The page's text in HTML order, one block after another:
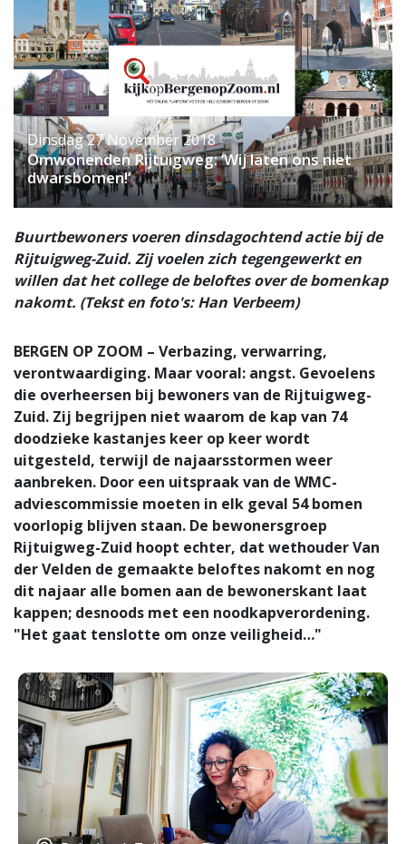
Dinsdag 27 November 2018
Omwonenden Rijtuigweg: ‘Wij laten ons niet
dwarsbomen!’
Buurtbewoners voeren dinsdagochtend actie bij de
Rijtuigweg-Zuid. Zij voelen zich tegengewerkt en
willen dat het college de beloftes over de bomenkap
nakomt. (Tekst en foto's: Han Verbeem)
BERGEN OP ZOOM – Verbazing, verwarring,
verontwaardiging. Maar vooral: angst. Gevoelens
die overheersen bij bewoners van de Rijtuigweg-
Zuid. Zij begrijpen niet waarom de kap van 74
doodzieke kastanjes keer op keer wordt
uitgesteld, terwijl de najaarsstormen weer
aanbreken. Door een uitspraak van de WMC-
adviescommissie moeten in elk geval 54 bomen
voorlopig blijven staan. De bewonersgroep
Rijtuigweg-Zuid hoopt echter, dat wethouder Van
der Velden de gemaakte beloftes nakomt en nog
dit najaar alle bomen aan de bewonerskant laat
kappen; desnoods met een noodkapverordening.
"Het gaat tenslotte om onze veiligheid…"